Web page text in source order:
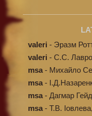
valeri - Эразм
valeri - C.С.
программи...
msa - Михайло
Ілюстров...
msa -
msa - Дагмар
Кибал...
msa - Т.В.